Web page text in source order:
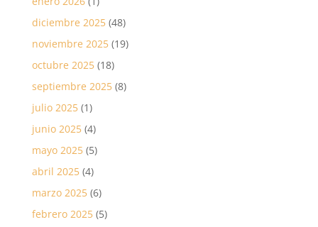
diciembre 2025(48)
noviembre 2025(19)
octubre 2025(18)
septiembre 2025(8)
julio 2025(1)
junio 2025(4)
mayo 2025(5)
abril 2025(4)
marzo 2025(6)
febrero 2025(5)